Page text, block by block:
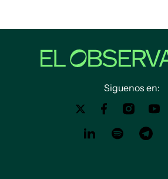
Siguenos en: